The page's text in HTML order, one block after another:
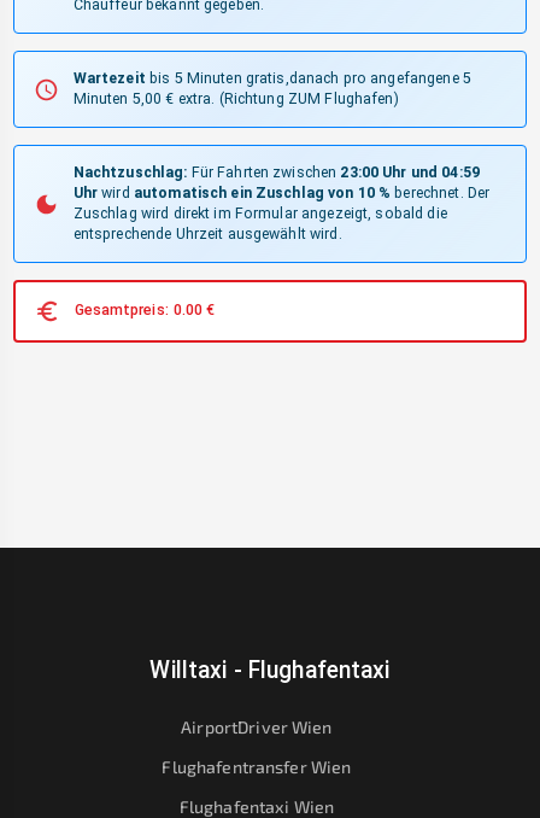
Chauffeur bekannt gegeben.
Wartezeit bis 5 Minuten gratis,danach pro angefangene 5
Minuten 5,00 € extra. (Richtung ZUM Flughafen)
Nachtzuschlag: Für Fahrten zwischen 23:00 Uhr und 04:59
Uhr wird automatisch ein Zuschlag von 10 % berechnet. Der
Zuschlag wird direkt im Formular angezeigt, sobald die
entsprechende Uhrzeit ausgewählt wird.
Gesamtpreis: 0.00 €
Willtaxi - Flughafentaxi
AirportDriver Wien
Flughafentransfer Wien
Flughafentaxi Wien